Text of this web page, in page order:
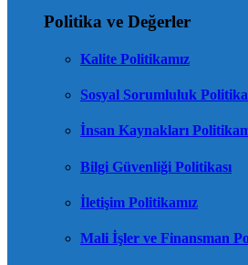
Politika ve Değerler
Kalite Politikamız
Sosyal Sorumluluk
İnsan Kaynakları
Bilgi Güvenliği Politikası
İletişim Politikamız
Mali İşler ve Finansman